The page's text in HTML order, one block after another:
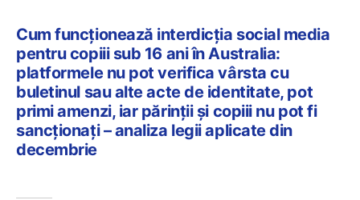
Cum funcționează interdicția social media
pentru copiii sub 16 ani în Australia:
platformele nu pot verifica vârsta cu
buletinul sau alte acte de identitate, pot
primi amenzi, iar părinții și copiii nu pot fi
sancționați – analiza legii aplicate din
decembrie